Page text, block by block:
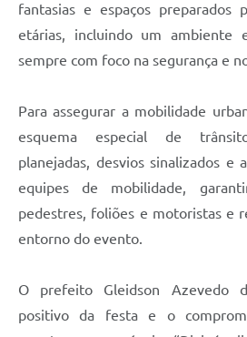
fantasias e espaços preparados
etárias, incluindo um ambiente
sempre com foco na segurança e
Para assegurar a mobilidade
esquema especial de
planejadas, desvios sinalizados e
equipes de mobilidade,
pedestres, foliões e motoristas e
entorno do evento.
O prefeito Gleidson Azevedo
positivo da festa e o